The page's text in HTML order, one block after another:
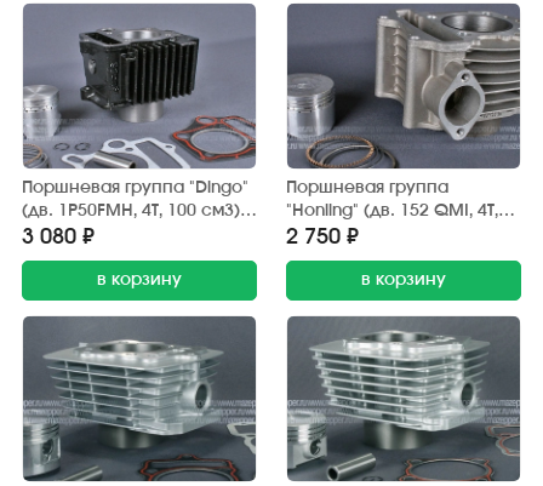
Поршневая группа "Dingo"
(дв. 1P50FMH, 4Т, 100 см3)
D=50 мм. (Китай)
3 080 ₽
в корзину
Поршневая группа
"Honling" (дв. 152 QMI, 4T,
125 см3) D=52 мм. (Китай)
2 750 ₽
в корзину